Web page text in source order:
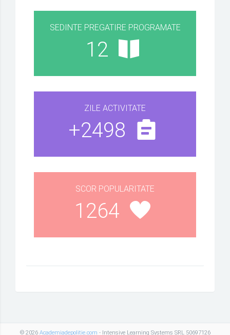
SEDINTE PREGATIRE PROGRAMATE
12
ZILE ACTIVITATE
+2498
SCOR POPULARITATE
1264
© 2026 Academiadepolitie.com - Intensive Learning Systems SRL 50697126